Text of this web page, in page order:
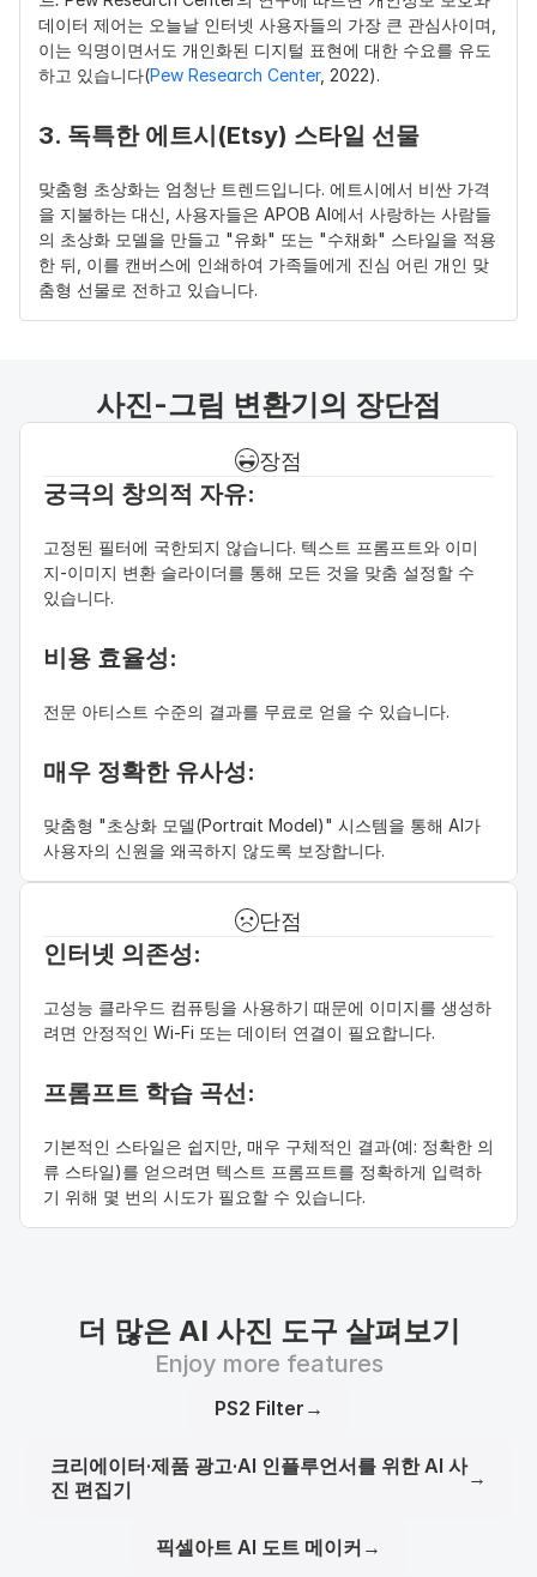
데이터 제어는 오늘날 인터넷 사용자들의 가장 큰 관심사이며,
이는 익명이면서도 개인화된 디지털 표현에 대한 수요를 유도
하고 있습니다(Pew Research Center, 2022).
3. 독특한 에트시(Etsy) 스타일 선물
맞춤형 초상화는 엄청난 트렌드입니다. 에트시에서 비싼 가격
을 지불하는 대신, 사용자들은 APOB AI에서 사랑하는 사람들
의 초상화 모델을 만들고 "유화" 또는 "수채화" 스타일을 적용
한 뒤, 이를 캔버스에 인쇄하여 가족들에게 진심 어린 개인 맞
춤형 선물로 전하고 있습니다.
사진-그림 변환기의 장단점
장점
궁극의 창의적 자유:
고정된 필터에 국한되지 않습니다. 텍스트 프롬프트와 이미
지-이미지 변환 슬라이더를 통해 모든 것을 맞춤 설정할 수
있습니다.
비용 효율성:
전문 아티스트 수준의 결과를 무료로 얻을 수 있습니다.
매우 정확한 유사성:
맞춤형 "초상화 모델(Portrait Model)" 시스템을 통해 AI가
사용자의 신원을 왜곡하지 않도록 보장합니다.
단점
인터넷 의존성:
고성능 클라우드 컴퓨팅을 사용하기 때문에 이미지를 생성하
려면 안정적인 Wi-Fi 또는 데이터 연결이 필요합니다.
프롬프트 학습 곡선:
기본적인 스타일은 쉽지만, 매우 구체적인 결과(예: 정확한 의
류 스타일)를 얻으려면 텍스트 프롬프트를 정확하게 입력하
기 위해 몇 번의 시도가 필요할 수 있습니다.
더 많은 AI 사진 도구 살펴보기
Enjoy more features
PS2 Filter →
크리에이터·제품 광고·AI 인플루언서를 위한 AI 사
진 편집기
→
픽셀아트 AI 도트 메이커 →